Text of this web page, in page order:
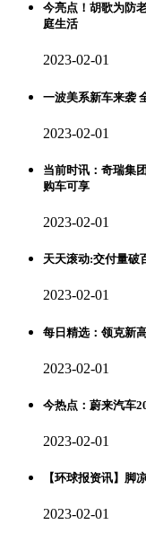
今亮点！胡歌为防
庭生活
2023-02-01
一波美系新车来袭
2023-02-01
当前时讯：奇瑞集
购车可享
2023-02-01
天天滚动:交付量破
2023-02-01
每日精选：领克新
2023-02-01
今热点：蔚来汽车
2023-02-01
【环球报资讯】脚
2023-02-01